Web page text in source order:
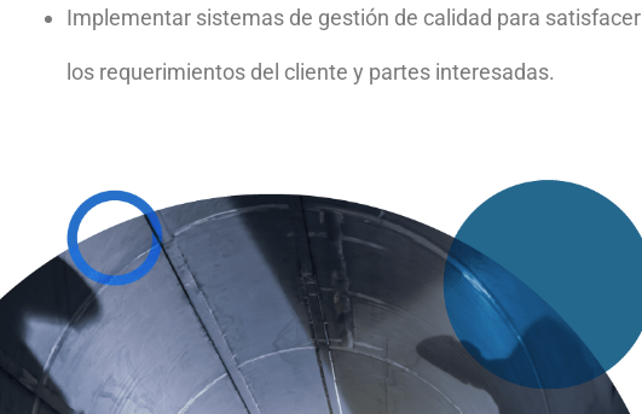
Implementar sistemas de gestión de calidad para satisfacer
los requerimientos del cliente y partes interesadas.